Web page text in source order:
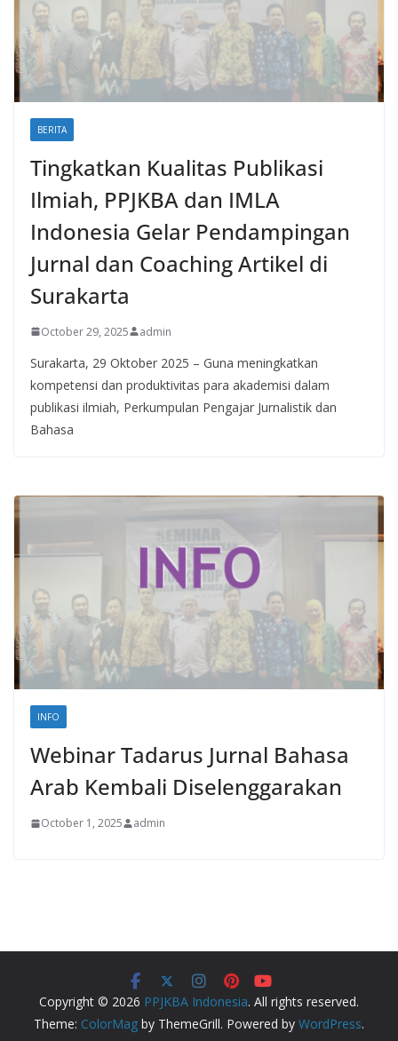
BERITA
Tingkatkan Kualitas Publikasi
Ilmiah, PPJKBA dan IMLA
Indonesia Gelar Pendampingan
Jurnal dan Coaching Artikel di
Surakarta
October 29, 2025 admin
Surakarta, 29 Oktober 2025 – Guna meningkatkan
kompetensi dan produktivitas para akademisi dalam
publikasi ilmiah, Perkumpulan Pengajar Jurnalistik dan
Bahasa
INFO
Webinar Tadarus Jurnal Bahasa
Arab Kembali Diselenggarakan
October 1, 2025 admin
Copyright © 2026 PPJKBA Indonesia. All rights reserved.
Theme: ColorMag by ThemeGrill. Powered by WordPress.